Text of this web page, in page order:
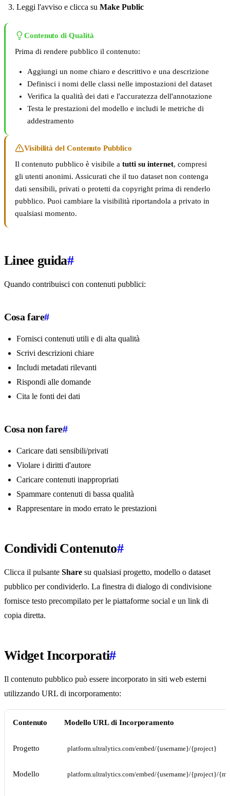
Leggi l'avviso e clicca su Make Public
Contenuto di Qualità
Prima di rendere pubblico il contenuto:
Aggiungi un nome chiaro e descrittivo e una descrizione
Definisci i nomi delle classi nelle impostazioni del dataset
Verifica la qualità dei dati e l'accuratezza dell'annotazione
Testa le prestazioni del modello e includi le metriche di
addestramento
Visibilità del Contenuto Pubblico
Il contenuto pubblico è visibile a tutti su internet, compresi
gli utenti anonimi. Assicurati che il tuo dataset non contenga
dati sensibili, privati o protetti da copyright prima di renderlo
pubblico. Puoi cambiare la visibilità riportandola a privato in
qualsiasi momento.
Linee guida#
Quando contribuisci con contenuti pubblici:
Cosa fare#
Fornisci contenuti utili e di alta qualità
Scrivi descrizioni chiare
Includi metadati rilevanti
Rispondi alle domande
Cita le fonti dei dati
Cosa non fare#
Caricare dati sensibili/privati
Violare i diritti d'autore
Caricare contenuti inappropriati
Spammare contenuti di bassa qualità
Rappresentare in modo errato le prestazioni
Condividi Contenuto#
Clicca il pulsante Share su qualsiasi progetto, modello o dataset
pubblico per condividerlo. La finestra di dialogo di condivisione
fornisce testo precompilato per le piattaforme social e un link di
copia diretta.
Widget Incorporati#
Il contenuto pubblico può essere incorporato in siti web esterni
utilizzando URL di incorporamento:
Contenuto Modello URL di Incorporamento
Progetto platform.ultralytics.com/embed/{username}/{project}
Modello platform.ultralytics.com/embed/{username}/{project}/